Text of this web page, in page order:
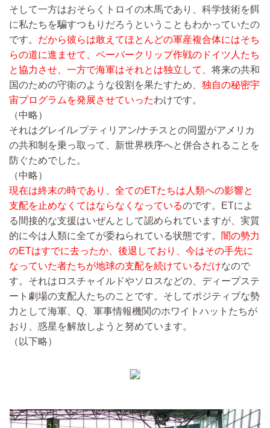
そして一方はおそらくトロイの木馬であり、科学技術を餌
に私たちを騙すつもりだろうということもわかっていたの
です。 だから彼らは敢えてほとんどの軍産複合体にはそち
らの道に進ませて、ペーパークリップ作戦のドイツ人たち
と協力させ、一方で海軍はそれとは独立して、 将来の共和
国のための守衛のような役割を果たすため、 独自の秘密宇
宙プログラムを発展させていったわけです。
（中略）
それはグレイ/レプティリアン/ナチスとの同盟がアメリカ
の共和制を乗っ取って、新世界秩序へと併合されることを
防ぐためでした。
（中略）
現在は終末の時であり、全てのETたちは人類への影響と
支配を止めなくてはならなくなっているのです。ETによ
る間接的な支援はいぜんとして認められていますが、実質
的に今は人類に全てが委ねられている状態です。 闇の勢力
のETはすでに去ったか、後退しており、今はその手先に
なっていた者たちが地球の支配を続けているだけなので
す。それはロスチャイルドやソロスなどの、ディープステ
ート劇場の支配人たちのことです。そしてポジティブな勢
力として海軍、Q、軍事情報機関のホワイトハットたちが
おり、惑星を解放しようと努めています。
（以下略）